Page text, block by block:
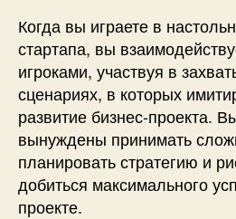
Когда вы играете в
стартапа, вы
игроками, участвуя в
сценариях, в которых
развитие бизнес-проекта.
вынуждены принимать
планировать стратегию и
добиться максимального
проекте.